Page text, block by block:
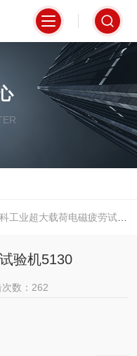
工业超大载荷电磁疲劳试验机5130
验机5130
次数：262